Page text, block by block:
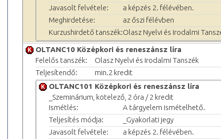
Javasolt felvétele:
a képzés 2. félévében.
Meghirdetése:
az őszi félévben
Kurzushirdető tanszék:Olasz Nyelvi és Irodalmi
OLTANC10 Középkori és reneszánsz líra
Felelős tanszék:
Olasz Nyelvi és Irodalmi Tanszék
Teljesítendő:
min.2 kredit
OLTANC101 Középkori és reneszánsz líra
_Szeminárium, kötelező, 2 óra / 2 kredit
Ismétlés:
A tárgyelem ismételhető.
Teljesítés módja:
_Gyakorlati jegy
Javasolt felvétele:
a képzés 2. félévében.